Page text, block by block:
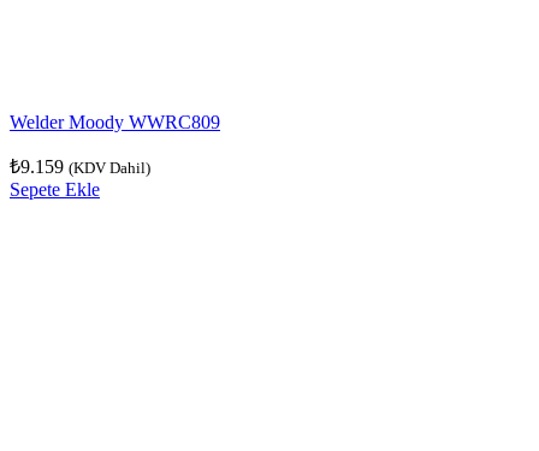
Welder Moody WWRC809
₺9.159 (KDV Dahil)
Sepete Ekle